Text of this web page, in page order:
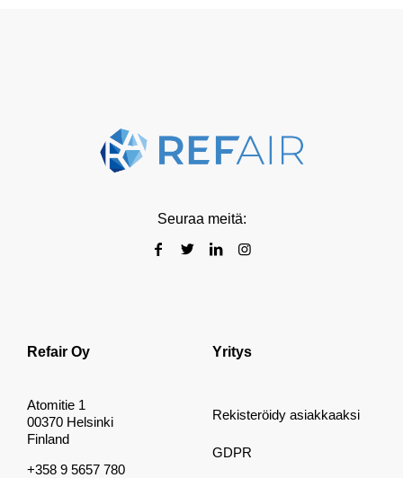
Seuraa meitä:
Refair Oy
Atomitie 1
00370 Helsinki
Finland
+358 9 5657 780
Yritys
Rekisteröidy asiakkaaksi
GDPR